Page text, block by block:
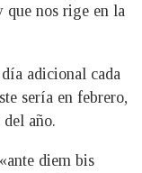
que nos rige en la
adicional cada
sería en febrero,
año.
diem bis